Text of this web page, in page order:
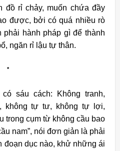
đồ rỉ chảy, muốn chứa đầy
được, bởi có quá nhiều rò
hành pháp gì để thành
ngăn rỉ lậu tự thân.
*
sáu cách: Không tranh,
không tự tư, không tự lợi,
trong cụm từ không cầu bao
nam”, nói đơn giản là phải
đoạn dục nào, khử những ái